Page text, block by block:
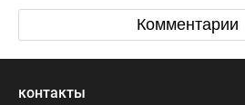
Комментарии
контакты